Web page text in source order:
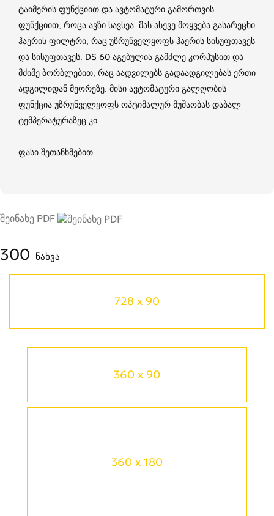
360 x 90
360 x 180
ტაიმერის ფუნქციით და ავტომატური გამორთვის
ფუნქციით, როცა ავზი სავსეა. მას ასევე მოყვება გასარეცხი
ჰაერის ფილტრი, რაც უზრუნველყოფს ჰაერის სისუფთავეს
და სისუფთავეს. DS 60 აგებულია გამძლე კორპუსით და
მძიმე ბორბლებით, რაც აადვილებს გადაადგილებას ერთი
ადგილიდან მეორეზე. მისი ავტომატური გალღობის
ფუნქცია უზრუნველყოფს ოპტიმალურ მუშაობას დაბალ
ტემპერატურაზეც კი.
ფასი შეთანხმებით
შეინახე PDF
300 ნახვა
728 x 90